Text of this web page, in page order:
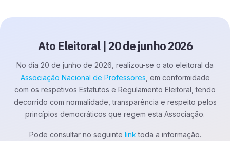
Ato Eleitoral | 20 de junho 2026
No dia 20 de junho de 2026, realizou-se o ato eleitoral da
Associação Nacional de Professores , em conformidade
com os respetivos Estatutos e Regulamento Eleitoral, tendo
decorrido com normalidade, transparência e respeito pelos
princípios democráticos que regem esta Associação.
Pode consultar no seguinte link toda a informação.